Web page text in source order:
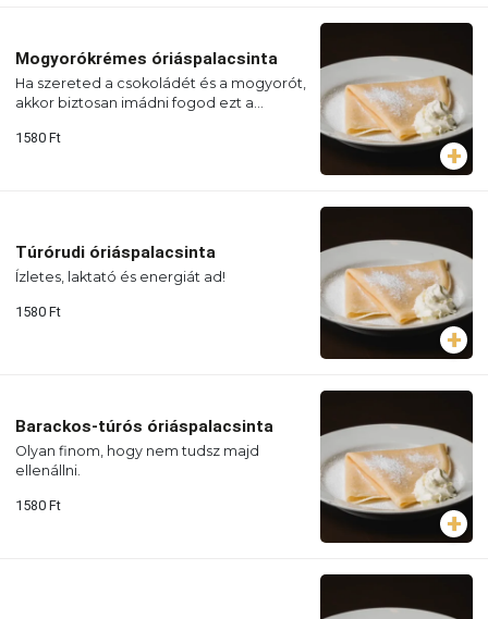
Mogyorókrémes óriáspalacsinta
Ha szereted a csokoládét és a mogyorót,
akkor biztosan imádni fogod ezt a
1580 Ft
Túrórudi óriáspalacsinta
Ízletes, laktató és energiát ad!
1580 Ft
Barackos-túrós óriáspalacsinta
Olyan finom, hogy nem tudsz majd
ellenállni.
1580 Ft